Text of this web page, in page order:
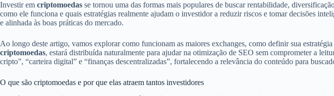
Investir em criptomoedas se tornou uma das formas mais populares de buscar rentabilidade,
como ele funciona e quais estratégias realmente ajudam o investidor a reduzir riscos e tomar decisões
e alinhada às boas práticas do mercado.
Ao longo deste artigo, vamos explorar como funcionam as maiores exchanges, como definir sua
criptomoedas, estará distribuída naturalmente para ajudar na otimização de SEO sem comprometer a
cripto”, “carteira digital” e “finanças descentralizadas”, fortalecendo a relevância do conteúdo para
O que são criptomoedas e por que elas atraem tantos investidores